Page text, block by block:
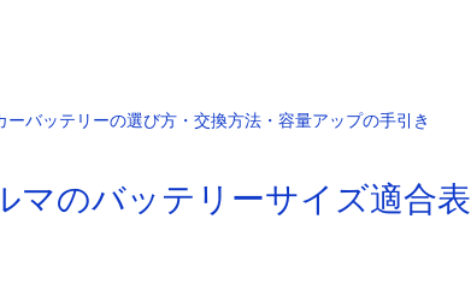
ーバッテリーの選び方・交換方法・容量アップの手引き
マのバッテリーサイズ適合表